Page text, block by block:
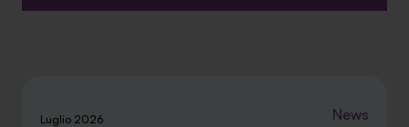
Luglio 2026 News